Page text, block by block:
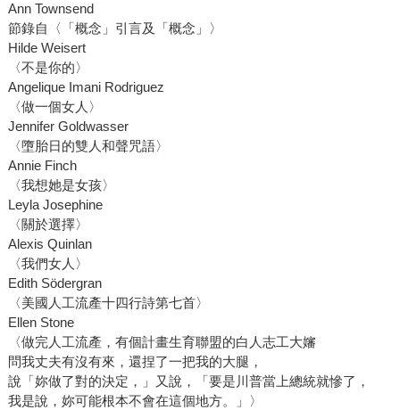
Ann Townsend
節錄自〈「概念」引言及「概念」〉
Hilde Weisert
〈不是你的〉
Angelique Imani Rodriguez
〈做一個女人〉
Jennifer Goldwasser
〈墮胎日的雙人和聲咒語〉
Annie Finch
〈我想她是女孩〉
Leyla Josephine
〈關於選擇〉
Alexis Quinlan
〈我們女人〉
Edith Södergran
〈美國人工流產十四行詩第七首〉
Ellen Stone
〈做完人工流產，有個計畫生育聯盟的白人志工大嬸
問我丈夫有沒有來，還捏了一把我的大腿，
說「妳做了對的決定，」又說，「要是川普當上總統就慘了，
我是說，妳可能根本不會在這個地方。」〉